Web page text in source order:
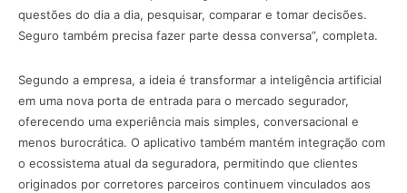
questões do dia a dia, pesquisar, comparar e tomar decisões.
Seguro também precisa fazer parte dessa conversa”, completa.
Segundo a empresa, a ideia é transformar a inteligência artificial
em uma nova porta de entrada para o mercado segurador,
oferecendo uma experiência mais simples, conversacional e
menos burocrática. O aplicativo também mantém integração com
o ecossistema atual da seguradora, permitindo que clientes
originados por corretores parceiros continuem vinculados aos